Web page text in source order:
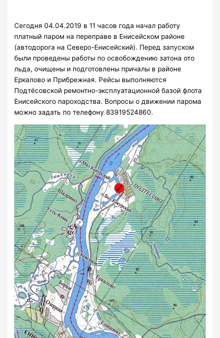
Сегодня 04.04.2019 в 11 часов года начал работу
платный паром на переправе в Енисейском районе
(автодорога на Северо-Енисейский). Перед запуском
были проведены работы по освобождению затона ото
льда, очищены и подготовлены причалы в районе
Еркалово и Прибрежная. Рейсы выполняются
Подтёсовской ремонтно-эксплуатационной базой флота
Енисейского пароходства. Вопросы о движении парома
можно задать по телефону 83919524860.